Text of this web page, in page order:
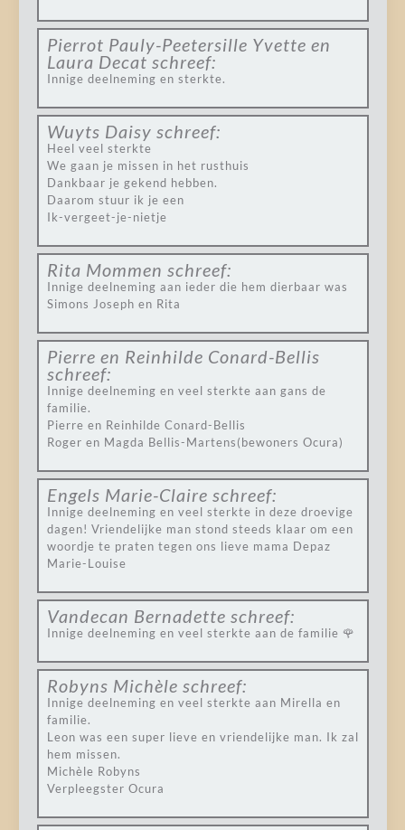
Pierrot Pauly-Peetersille Yvette en
Laura Decat schreef:
Innige deelneming en sterkte.
Wuyts Daisy schreef:
Heel veel sterkte
We gaan je missen in het rusthuis
Dankbaar je gekend hebben.
Daarom stuur ik je een
Ik-vergeet-je-nietje
Rita Mommen schreef:
Innige deelneming aan ieder die hem dierbaar was
Simons Joseph en Rita
Pierre en Reinhilde Conard-Bellis
schreef:
Innige deelneming en veel sterkte aan gans de
familie.
Pierre en Reinhilde Conard-Bellis
Roger en Magda Bellis-Martens(bewoners Ocura)
Engels Marie-Claire schreef:
Innige deelneming en veel sterkte in deze droevige
dagen! Vriendelijke man stond steeds klaar om een
woordje te praten tegen ons lieve mama Depaz
Marie-Louise
Vandecan Bernadette schreef:
Innige deelneming en veel sterkte aan de familie 🌹
Robyns Michèle schreef:
Innige deelneming en veel sterkte aan Mirella en
familie.
Leon was een super lieve en vriendelijke man. Ik zal
hem missen.
Michèle Robyns
Verpleegster Ocura